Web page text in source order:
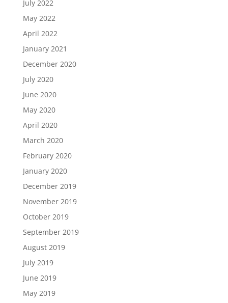
July 2022
May 2022
April 2022
January 2021
December 2020
July 2020
June 2020
May 2020
April 2020
March 2020
February 2020
January 2020
December 2019
November 2019
October 2019
September 2019
August 2019
July 2019
June 2019
May 2019